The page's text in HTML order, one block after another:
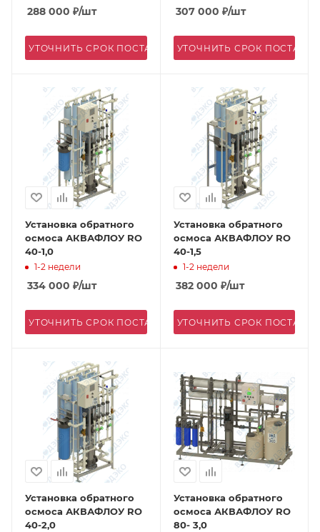
288 000 ₽/шт
УТОЧНИТЬ СРОК ПОСТАВКИ
307 000 ₽/шт
УТОЧНИТЬ СРОК
Установка обратного
осмоса АКВАФЛОУ RO
40-1,0
1-2 недели
334 000 ₽/шт
УТОЧНИТЬ СРОК ПОСТАВКИ
Установка обратного
осмоса АКВАФЛОУ RO
40-1,5
1-2 недели
382 000 ₽/шт
УТОЧНИТЬ СРОК
Установка обратного
осмоса АКВАФЛОУ RO
40-2,0
Установка обратного
осмоса АКВАФЛОУ RO
80- 3,0